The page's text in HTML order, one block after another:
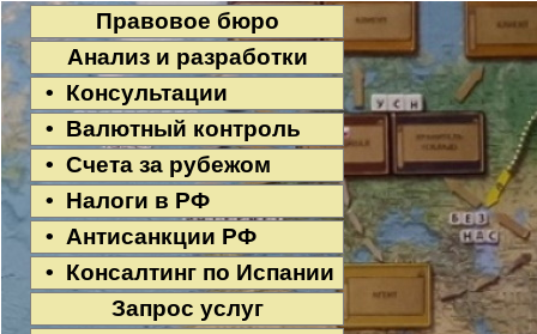
Правовое бюро
Анализ и разработки
• Консультации
• Валютный контроль
• Счета за рубежом
• Налоги в РФ
• Антисанкции РФ
• Консалтинг по Испании
Запрос услуг